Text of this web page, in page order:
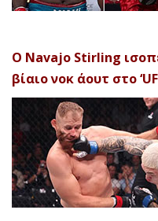
Ο Navajo Stirling
βίαιο νοκ άουτ στο